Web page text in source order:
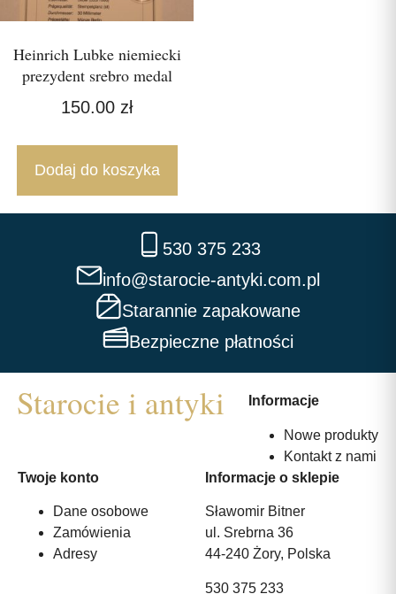
Heinrich Lubke niemiecki
prezydent srebro medal
150.00 zł
Dodaj do koszyka
530 375 233
info@starocie-antyki.com.pl
Starannie zapakowane
Bezpieczne płatności
Informacje
Nowe produkty
Kontakt z nami
Twoje konto
Dane osobowe
Zamówienia
Adresy
Informacje o sklepie
Sławomir Bitner
ul. Srebrna 36
44-240 Żory, Polska
530 375 233